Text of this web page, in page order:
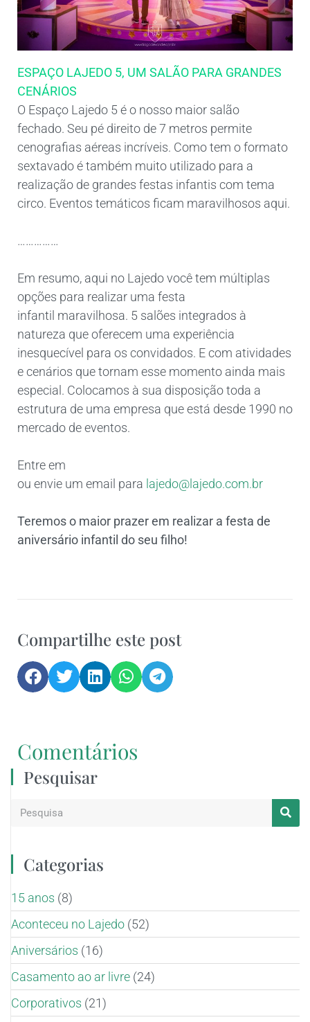
ESPAÇO LAJEDO 5, UM SALÃO PARA GRANDES
CENÁRIOS
O Espaço Lajedo 5 é o nosso maior salão
fechado. Seu pé direito de 7 metros permite
cenografias aéreas incríveis. Como tem o formato
sextavado é também muito utilizado para a
realização de grandes festas infantis com tema
circo. Eventos temáticos ficam maravilhosos aqui.
……………
Em resumo, aqui no Lajedo você tem múltiplas
opções para realizar uma festa
infantil maravilhosa. 5 salões integrados à
natureza que oferecem uma experiência
inesquecível para os convidados. E com atividades
e cenários que tornam esse momento ainda mais
especial. Colocamos à sua disposição toda a
estrutura de uma empresa que está desde 1990 no
mercado de eventos.
Entre em
ou envie um email para lajedo@lajedo.com.br
Teremos o maior prazer em realizar a festa de
aniversário infantil do seu filho!
Compartilhe este post
Comentários
Pesquisar
Categorias
15 anos (8)
Aconteceu no Lajedo (52)
Aniversários (16)
Casamento ao ar livre (24)
Corporativos (21)